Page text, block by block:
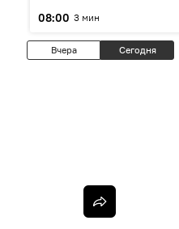
08:00 3 мин
Вчера Сегодня